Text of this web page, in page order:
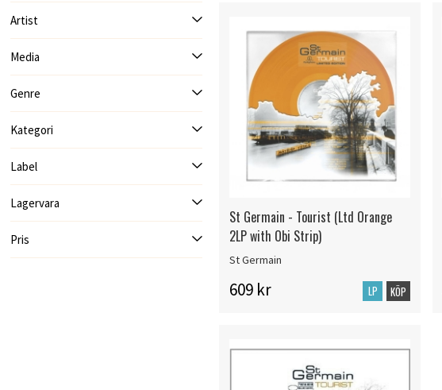
Artist
Media
Genre
Kategori
Label
Lagervara
Pris
St Germain - Tourist (Ltd Orange
2LP with Obi Strip)
St Germain
609 kr LP KÖP